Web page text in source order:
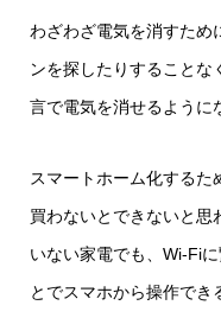
わざわざ電気を消すため
ンを探したりすること
言で電気を消せるように
スマートホーム化するた
買わないとできないと思
いない家電でも、Wi-Fi
とでスマホから操作で